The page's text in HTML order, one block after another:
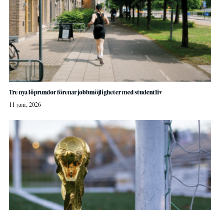
Tre nya löprundor förenar jobbmöjligheter med studentliv
11 juni, 2026